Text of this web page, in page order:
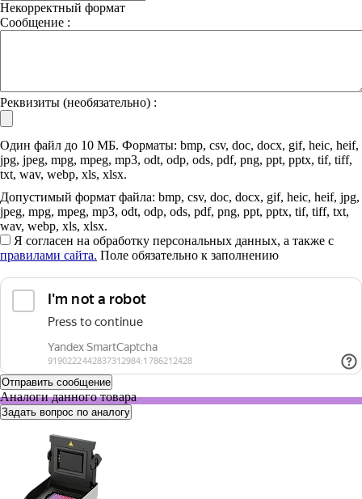
Некорректный формат
Сообщение :
Реквизиты (необязательно) :
Один файл до 10 МБ. Форматы: bmp, csv, doc, docx, gif, heic, heif,
jpg, jpeg, mpg, mpeg, mp3, odt, odp, ods, pdf, png, ppt, pptx, tif, tiff,
txt, wav, webp, xls, xlsx.
Допустимый формат файла: bmp, csv, doc, docx, gif, heic, heif, jpg,
jpeg, mpg, mpeg, mp3, odt, odp, ods, pdf, png, ppt, pptx, tif, tiff, txt,
wav, webp, xls, xlsx.
Я согласен на обработку персональных данных, а также с
правилами сайта. Поле обязательно к заполнению
Аналоги данного товара
Задать вопрос по аналогу